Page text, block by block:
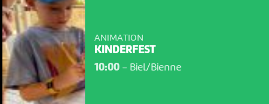
ANIMATION
KINDERFEST
10:00- Biel/Bienne